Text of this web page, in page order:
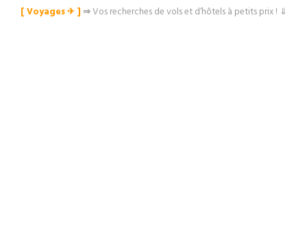
[ Voyages ✈︎ ]⇒Vos recherches de vols et d’hôtels à petits prix ! ⇓